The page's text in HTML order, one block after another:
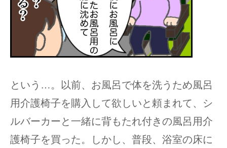
という…。以前、お風呂で体を洗うため風呂
用介護椅子を購入して欲しいと頼まれて、シ
ルバーカーと一緒に背もたれ付きの風呂用介
護椅子を買った。しかし、普段、浴室の床に